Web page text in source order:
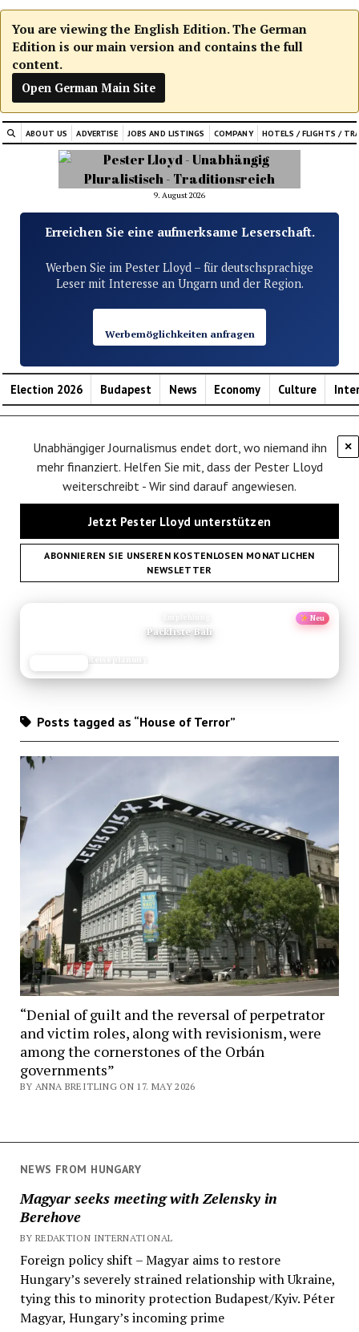
You are viewing the English Edition. The German
Edition is our main version and contains the full
content.
Open German Main Site
ABOUT US ADVERTISE JOBS AND LISTINGS COMPANY HOTELS / FLIGHTS /
9. August 2026
Erreichen Sie eine aufmerksame Leserschaft.
Werben Sie im Pester Lloyd – für deutschsprachige
Leser mit Interesse an Ungarn und der Region.
Werbemöglichkeiten anfragen
Election 2026 Budapest News Economy Culture
×
Unabhängiger Journalismus endet dort, wo niemand ihn
mehr finanziert. Helfen Sie mit, dass der Pester Lloyd
weiterschreibt - Wir sind darauf angewiesen.
Jetzt Pester Lloyd unterstützen
ABONNIEREN SIE UNSEREN KOSTENLOSEN MONATLICHEN
NEWSLETTER
Neu
Packliste Bali
Reiseplanung
NEWS FROM HUNGARY
Magyar seeks meeting with Zelensky in
Berehove
BY REDAKTION INTERNATIONAL
Foreign policy shift – Magyar aims to restore
Hungary’s severely strained relationship with Ukraine,
tying this to minority protection Budapest/Kyiv. Péter
Magyar, Hungary’s incoming prime
Posts tagged as “House of Terror”
“Denial of guilt and the reversal of perpetrator
and victim roles, along with revisionism, were
among the cornerstones of the Orbán
governments”
BY ANNA BREITLING ON 17. MAY 2026